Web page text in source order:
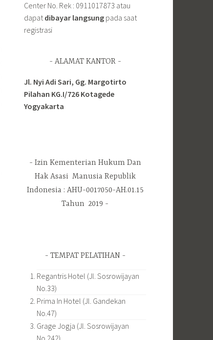
Center No. Rek : 0911017873 atau
dapatdibayar langsung pada saat
registrasi
ALAMAT KANTOR
Jl. Nyi Adi Sari, Gg. Margotirto
Pilahan KG.I/726 Kotagede
Yogyakarta
Izin Kementerian Hukum Dan
Hak Asasi Manusia Republik
Indonesia : AHU-0017050-AH.01.15
Tahun 2019
TEMPAT PELATIHAN
Regantris Hotel (Jl. Sosrowijayan
No.33)
Prima In Hotel (Jl. Gandekan
No.47)
Grage Jogja (Jl. Sosrowijayan